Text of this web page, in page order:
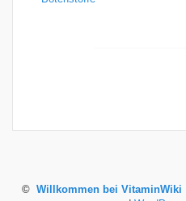
© Willkommen bei VitaminWiki